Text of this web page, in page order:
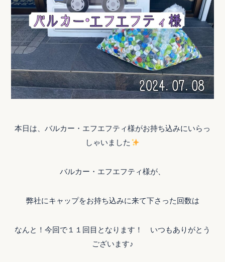
本日は、バルカー・エフエフティ様がお持ち込みにいらっ
しゃいました
バルカー・エフエフティ様が、
弊社にキャップをお持ち込みに来て下さった回数は
なんと！今回で１１回目となります！ いつもありがとう
ございます♪